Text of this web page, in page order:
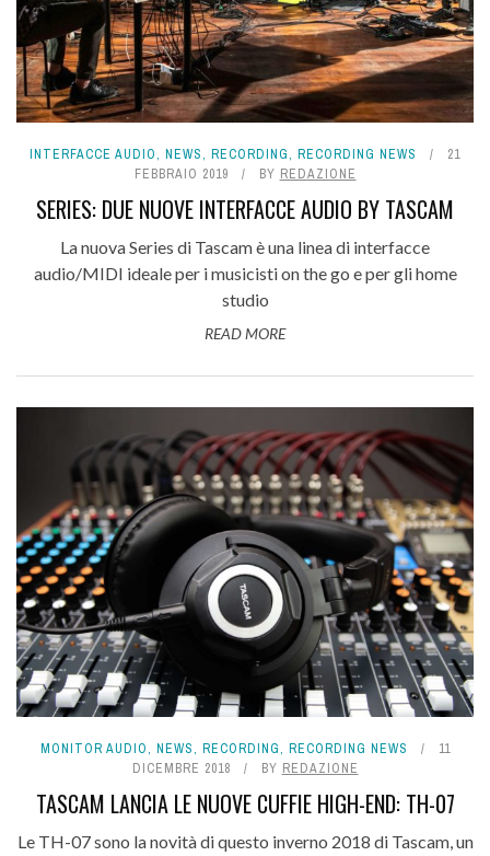
INTERFACCE AUDIO, NEWS, RECORDING, RECORDING NEWS
21
FEBBRAIO 2019
BY REDAZIONE
SERIES: DUE NUOVE INTERFACCE AUDIO BY TASCAM
La nuova Series di Tascam è una linea di interfacce
audio/MIDI ideale per i musicisti on the go e per gli home
studio
READ MORE
MONITOR AUDIO, NEWS, RECORDING, RECORDING NEWS
11
DICEMBRE 2018
BY REDAZIONE
TASCAM LANCIA LE NUOVE CUFFIE HIGH-END: TH-07
Le TH-07 sono la novità di questo inverno 2018 di Tascam, un